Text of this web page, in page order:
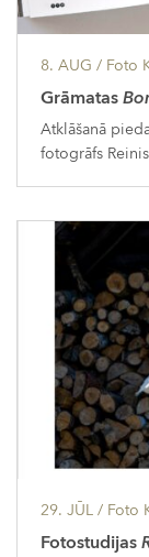
8. AUG / Foto
Grāmatas
Atklāšanā
fotogrāfs
29. JŪL / Foto
Fotostudijas